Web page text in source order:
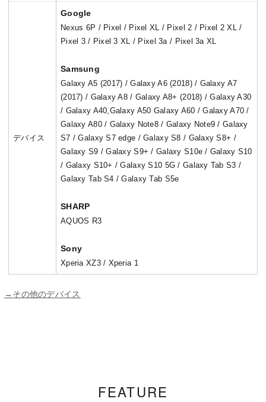
デバイス
Google
Nexus 6P / Pixel / Pixel XL / Pixel 2 / Pixel 2 XL /
Pixel 3 / Pixel 3 XL / Pixel 3a / Pixel 3a XL
Samsung
Galaxy A5 (2017) / Galaxy A6 (2018) / Galaxy A7
(2017) / Galaxy A8 / Galaxy A8+ (2018) / Galaxy A30
/ Galaxy A40,Galaxy A50 Galaxy A60 / Galaxy A70 /
Galaxy A80 / Galaxy Note8 / Galaxy Note9 / Galaxy
S7 / Galaxy S7 edge / Galaxy S8 / Galaxy S8+ /
Galaxy S9 / Galaxy S9+ / Galaxy S10e / Galaxy S10
/ Galaxy S10+ / Galaxy S10 5G / Galaxy Tab S3 /
Galaxy Tab S4 / Galaxy Tab S5e
SHARP
AQUOS R3
Sony
Xperia XZ3 / Xperia 1
→その他のデバイス
FEATURE